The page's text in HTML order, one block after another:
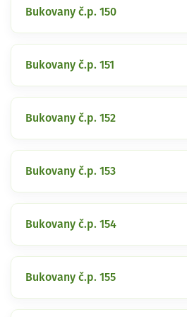
Bukovany č.p. 150
Bukovany č.p. 151
Bukovany č.p. 152
Bukovany č.p. 153
Bukovany č.p. 154
Bukovany č.p. 155